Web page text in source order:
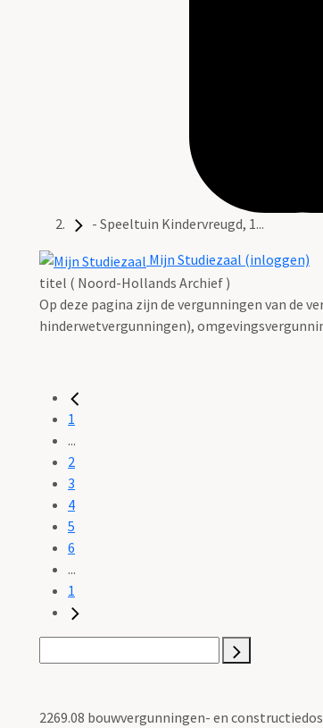
- Speeltuin Kindervreugd, 1...
Mijn Studiezaal (inloggen)
titel ( Noord-Hollands Archief )
Op deze pagina zijn de vergunningen van de
hinderwetvergunningen),
1
...
2
3
4
5
6
...
1
2269.08 bouwvergunningen- en